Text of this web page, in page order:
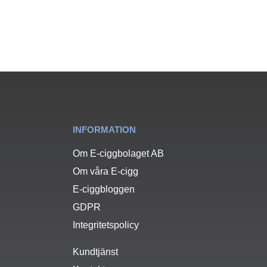
INFORMATION
Om E-ciggbolaget AB
Om våra E-cigg
E-ciggbloggen
GDPR
Integritetspolicy
Kundtjänst